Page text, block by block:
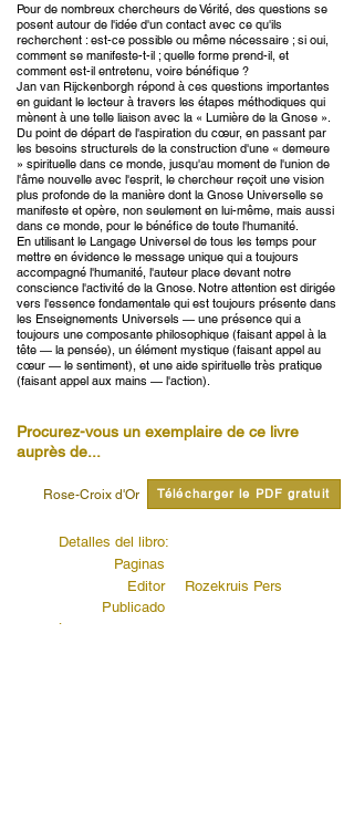
Pour de nombreux chercheurs de Vérité, des questions se
posent autour de l'idée d'un contact avec ce qu'ils
recherchent : est-ce possible ou même nécessaire ; si oui,
comment se manifeste-t-il ; quelle forme prend-il, et
comment est-il entretenu, voire bénéfique ?
Jan van Rijckenborgh répond à ces questions importantes
en guidant le lecteur à travers les étapes méthodiques qui
mènent à une telle liaison avec la « Lumière de la Gnose ».
Du point de départ de l'aspiration du cœur, en passant par
les besoins structurels de la construction d'une « demeure
» spirituelle dans ce monde, jusqu'au moment de l'union de
l'âme nouvelle avec l'esprit, le chercheur reçoit une vision
plus profonde de la manière dont la Gnose Universelle se
manifeste et opère, non seulement en lui-même, mais aussi
dans ce monde, pour le bénéfice de toute l'humanité.
En utilisant le Langage Universel de tous les temps pour
mettre en évidence le message unique qui a toujours
accompagné l'humanité, l'auteur place devant notre
conscience l'activité de la Gnose. Notre attention est dirigée
vers l'essence fondamentale qui est toujours présente dans
les Enseignements Universels — une présence qui a
toujours une composante philosophique (faisant appel à la
tête — la pensée), un élément mystique (faisant appel au
cœur — le sentiment), et une aide spirituelle très pratique
(faisant appel aux mains — l'action).
Procurez-vous un exemplaire de ce livre
auprès de...
Rose-Croix d'Or Télécharger le PDF gratuit
Detalles del libro:
Paginas
Editor
Publicado
Código de editores
Rozekruis Pers